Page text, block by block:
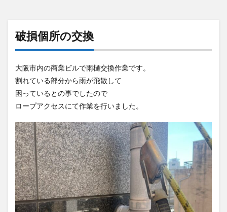
破損個所の交換
大阪市内の商業ビルで雨樋交換作業です。
割れている部分から雨が飛散して
困っているとの事でしたので
ロープアクセスにて作業を行いました。